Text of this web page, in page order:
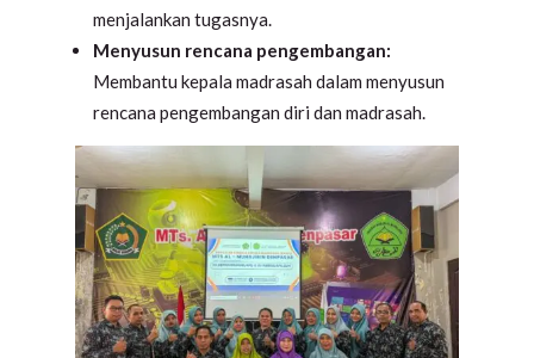
menjalankan tugasnya.
Menyusun rencana pengembangan:
Membantu kepala madrasah dalam menyusun
rencana pengembangan diri dan madrasah.